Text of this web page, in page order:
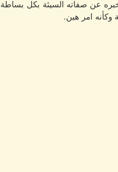
عن صفاته السيئة بكل
وكأنه امر هين.